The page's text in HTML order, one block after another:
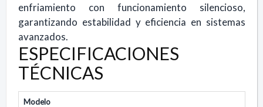
enfriamiento con funcionamiento silencioso,
garantizando estabilidad y eficiencia en sistemas
avanzados.
ESPECIFICACIONES
TÉCNICAS
Modelo